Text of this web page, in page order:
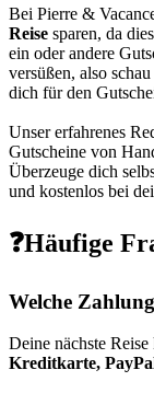
Bei Pierre &
Reise sparen, da
ein oder andere
versüßen, also
dich für den
Unser erfahrenes
Gutscheine von
Überzeuge dich
und kostenlos bei
❓Häufige
Welche
Deine nächste
Kreditkarte,